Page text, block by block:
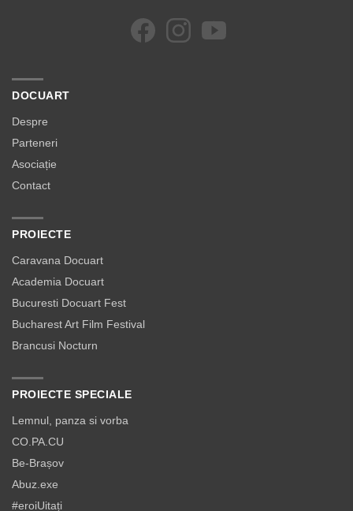
DOCUART
Despre
Parteneri
Asociație
Contact
PROIECTE
Caravana Docuart
Academia Docuart
Bucuresti Docuart Fest
Bucharest Art Film Festival
Brancusi Nocturn
PROIECTE SPECIALE
Lemnul, panza si vorba
CO.PA.CU
Be-Brașov
Abuz.exe
#eroiUitați